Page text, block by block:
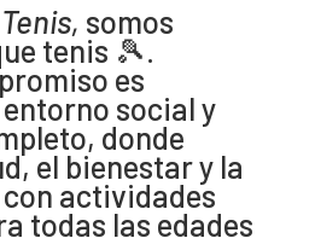
somos
tenis 🎾.
es
social y
donde
el bienestar y la
actividades
todas las edades